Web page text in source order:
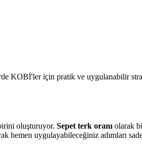
KOBİ'ler için pratik ve uygulanabilir
oluşturuyor. Sepet terk oranı olarak
uygulayabileceğiniz adımları